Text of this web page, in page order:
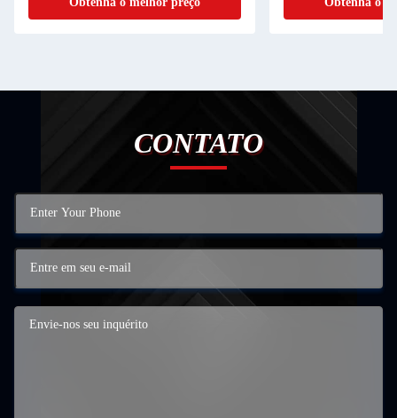
CONTATO